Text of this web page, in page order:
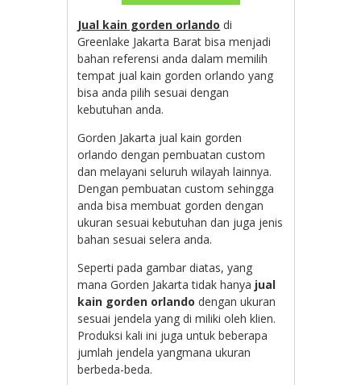
Jual kain gorden orlando di
Greenlake Jakarta Barat bisa menjadi
bahan referensi anda dalam memilih
tempat jual kain gorden orlando yang
bisa anda pilih sesuai dengan
kebutuhan anda.
Gorden Jakarta jual kain gorden
orlando dengan pembuatan custom
dan melayani seluruh wilayah lainnya.
Dengan pembuatan custom sehingga
anda bisa membuat gorden dengan
ukuran sesuai kebutuhan dan juga jenis
bahan sesuai selera anda.
Seperti pada gambar diatas, yang
mana Gorden Jakarta tidak hanya jual
kain gorden orlando dengan ukuran
sesuai jendela yang di miliki oleh klien.
Produksi kali ini juga untuk beberapa
jumlah jendela yangmana ukuran
berbeda-beda.